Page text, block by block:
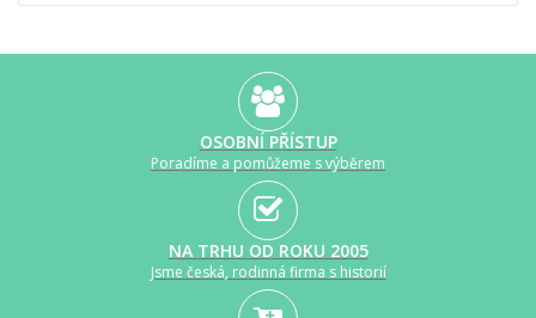
OSOBNÍ PŘÍSTUP
Poradíme a pomůžeme s výběrem
NA TRHU OD ROKU 2005
Jsme česká, rodinná firma s historií